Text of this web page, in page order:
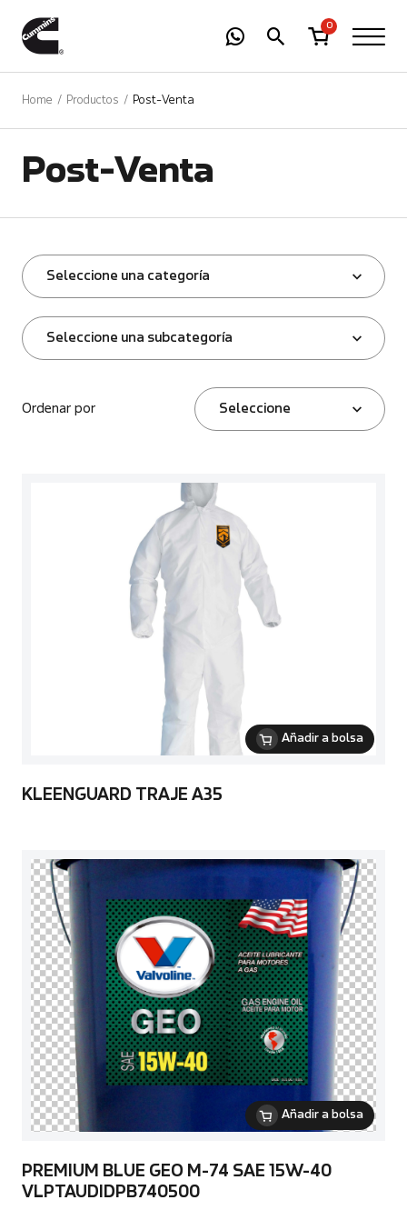
0
Home Productos Post-Venta
Post-Venta
Seleccione una categoría
Seleccione una subcategoría
Ordenar por Seleccione
Añadir a bolsa
KLEENGUARD TRAJE A35
Añadir a bolsa
PREMIUM BLUE GEO M-74 SAE 15W-40
VLPTAUDIDPB740500